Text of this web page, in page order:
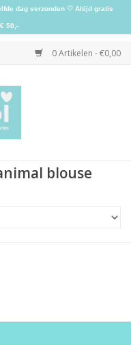
0 Artikelen - €0,00
blouse
dag verzonden ♡ Altijd gratis
50,-